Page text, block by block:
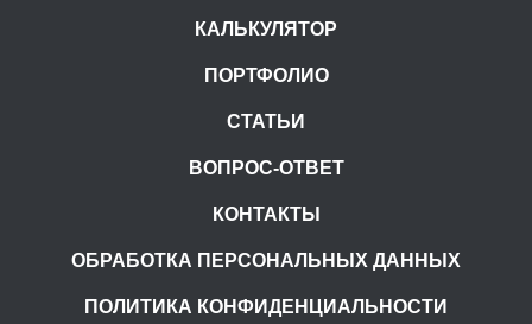
КАЛЬКУЛЯТОР
ПОРТФОЛИО
СТАТЬИ
ВОПРОС-ОТВЕТ
КОНТАКТЫ
ОБРАБОТКА ПЕРСОНАЛЬНЫХ ДАННЫХ
ПОЛИТИКА КОНФИДЕНЦИАЛЬНОСТИ